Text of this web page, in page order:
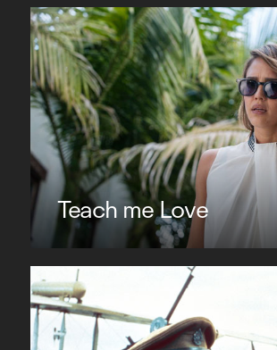
Teach me Love